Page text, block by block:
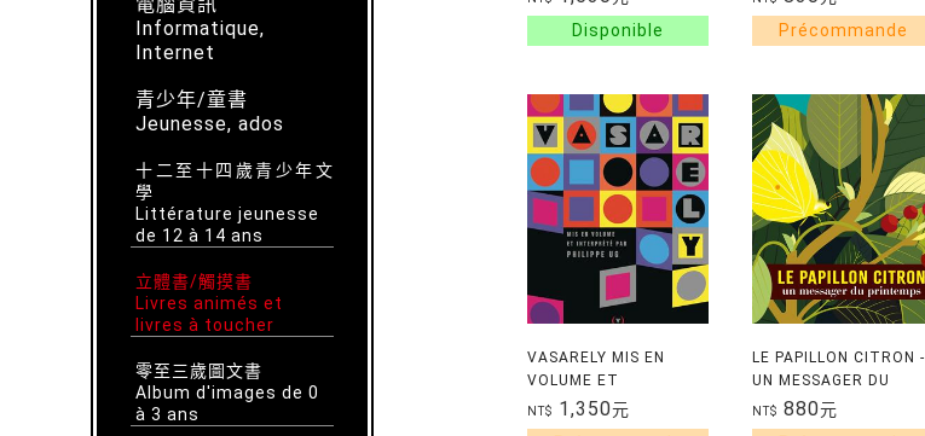
Informatique,
Internet
青少年/童書
Jeunesse, ados
十二至十四歲青少年文
學
Littérature jeunesse
de 12 à 14 ans
立體書/觸摸書
Livres animés et
livres à toucher
零至三歲圖文書
Album d'images de 0
à 3 ans
VASARELY MIS EN
VOLUME ET
INTERPRETE PAR
PHILIPPE UG
NT$ 1,350元
LE PAPILLON CITRON -
UN MESSAGER DU
PRINTEMPS
NT$ 880元